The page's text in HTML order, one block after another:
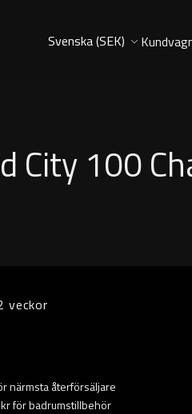
City 100
veckor
närmsta återförsäljare
för badrumstillbehör